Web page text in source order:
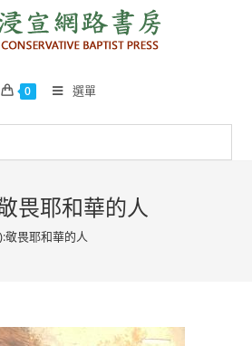
0 選單
畏耶和華的人
敬畏耶和華的人